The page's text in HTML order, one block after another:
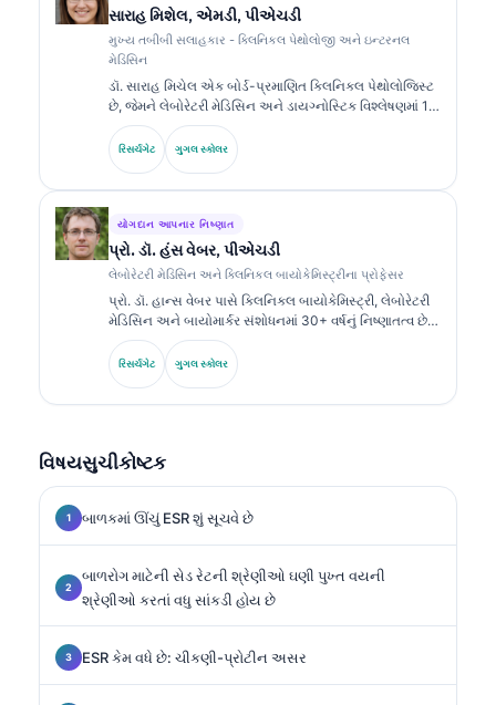
સારાહ મિશેલ, એમડી, પીએચડી
મુખ્ય તબીબી સલાહકાર - ક્લિનિકલ પેથોલોજી અને ઇન્ટરનલ
મેડિસિન
ડૉ. સારાહ મિચેલ એક બોર્ડ-પ્રમાણિત ક્લિનિકલ પેથોલોજિસ્ટ
છે, જેમને લેબોરેટરી મેડિસિન અને ડાયગ્નોસ્ટિક વિશ્લેષણમાં 18
વર્ષથી વધુનો અનુભવ છે. તેઓ ક્લિનિકલ કેમિસ્ટ્રીમાં વિશેષ
પ્રમાણપત્રો ધરાવે છે અને ક્લિનિકલ પ્રેક્ટિસમાં બાયોમાર્કર
પેનલ્સ અને લેબોરેટરી વિશ્લેષણ પર વ્યાપક રીતે પ્રકાશિત કરે
રિસર્ચગેટ ગુગલ સ્કોલર
યોગદાન આપનાર નિષ્ણાત
પ્રો. ડૉ. હંસ વેબર, પીએચડી
લેબોરેટરી મેડિસિન અને ક્લિનિકલ બાયોકેમિસ્ટ્રીના પ્રોફેસર
પ્રો. ડૉ. હાન્સ વેબર પાસે ક્લિનિકલ બાયોકેમિસ્ટ્રી, લેબોરેટરી
મેડિસિન અને બાયોમાર્કર સંશોધનમાં 30+ વર્ષનું નિષ્ણાતત્વ છે.
જર્મન સોસાયટી ફોર ક્લિનિકલ કેમિસ્ટ્રીના ભૂતપૂર્વ પ્રમુખ
તરીકે, તેઓ ડાયગ્નોસ્ટિક પેનલ વિશ્લેષણ, બાયોમાર્કર
સ્ટાન્ડર્ડાઇઝેશન અને AI-સહાયિત લેબોરેટરી મેડિસિનમાં
રિસર્ચગેટ ગુગલ સ્કોલર
વિષયસુચીકોષ્ટક
બાળકમાં ઊંચું ESR શું સૂચવે છે
બાળરોગ માટેની સેડ રેટની શ્રેણીઓ ઘણી પુખ્ત વયની
શ્રેણીઓ કરતાં વધુ સાંકડી હોય છે
ESR કેમ વધે છે: ચીકણી-પ્રોટીન અસર